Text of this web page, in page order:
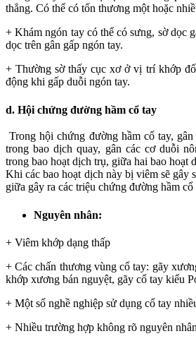
thẳng. Có thể có tổn thương một hoặc
+ Khám ngón tay có thể có sưng, sờ dọc
dọc trên gân gấp ngón tay.
+ Thường sờ thấy cục xơ ở vị trí khớp
động khi gấp duỗi ngón tay.
d. Hội chứng đường hầm cổ tay
Trong hội chứng đường hầm cổ tay,
trong bao dịch quay, gân các cơ duỗi
trong bao hoạt dịch trụ, giữa hai bao hoạt
Khi các bao hoạt dịch này bị viêm sẽ gây
giữa gây ra các triệu chứng đường hầm cổ
Nguyên nhân:
+ Viêm khớp dạng thấp
+ Các chấn thương vùng cổ tay: gãy
khớp xương bán nguyệt, gãy cổ tay kiểu
+ Một số nghề nghiệp sử dụng cổ tay
+ Nhiều trường hợp không rõ nguyên